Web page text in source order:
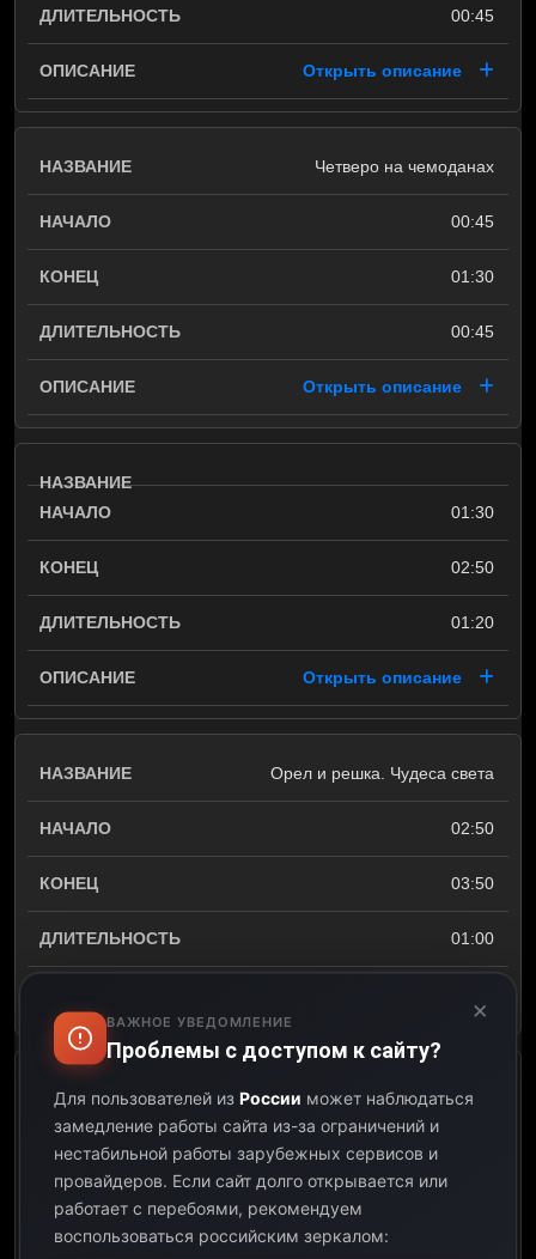
00:45
Открыть описание
Четверо на чемоданах
00:45
01:30
00:45
Открыть описание
01:30
02:50
01:20
Открыть описание
Орел и решка. Чудеса света
02:50
03:50
01:00
Орел и решка. Чудеса света
×
ВАЖНОЕ УВЕДОМЛЕНИЕ
Проблемы с доступом к сайту?
Для пользователей из России может наблюдаться
замедление работы сайта из-за ограничений и
нестабильной работы зарубежных сервисов и
провайдеров. Если сайт долго открывается или
работает с перебоями, рекомендуем
воспользоваться российским зеркалом: